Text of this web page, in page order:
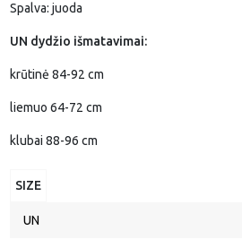
Spalva: juoda
UN dydžio išmatavimai:
krūtinė 84-92 cm
liemuo 64-72 cm
klubai 88-96 cm
SIZE